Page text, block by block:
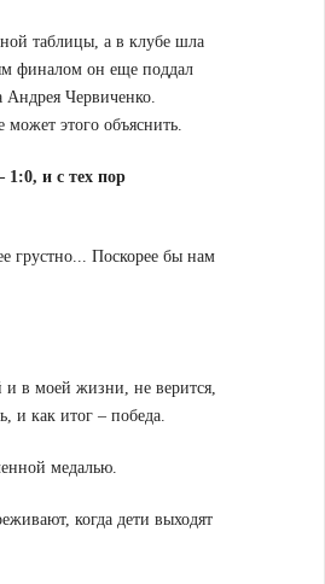
таблицы, а в клубе шла
финалом он еще поддал
Андрея Червиченко.
этого объяснить.
1:0, и с тех пор
грустно... Поскорее бы нам
и в моей жизни, не верится,
и как итог – победа.
медалью.
когда дети выходят